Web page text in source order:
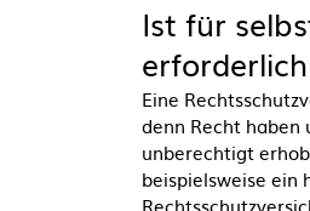
Ist für
Eine
denn Recht haben
unberechtigt
beispielsweise